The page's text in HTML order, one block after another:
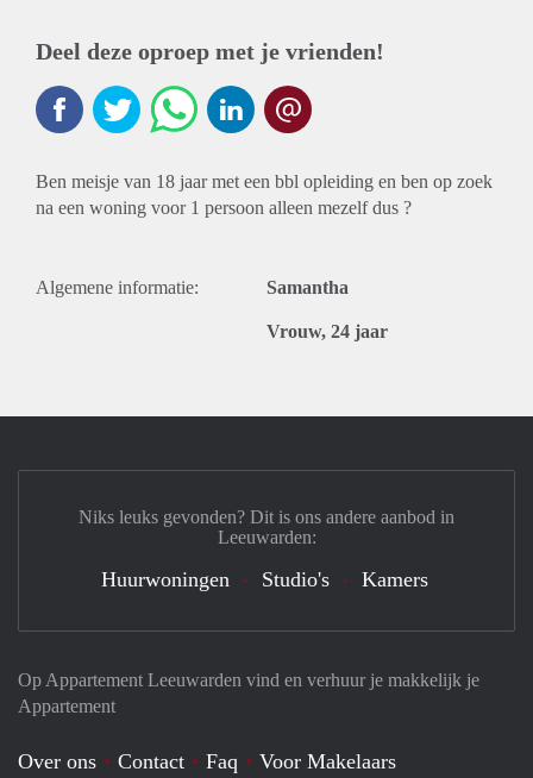
Deel deze oproep met je vrienden!
Ben meisje van 18 jaar met een bbl opleiding en ben op zoek
na een woning voor 1 persoon alleen mezelf dus ?
Algemene informatie: Samantha
Vrouw, 24 jaar
Op Appartement Leeuwarden vind en verhuur je makkelijk je
Appartement
Over ons Contact Faq Voor Makelaars
Niks leuks gevonden? Dit is ons andere aanbod in
Leeuwarden:
Huurwoningen Studio's Kamers